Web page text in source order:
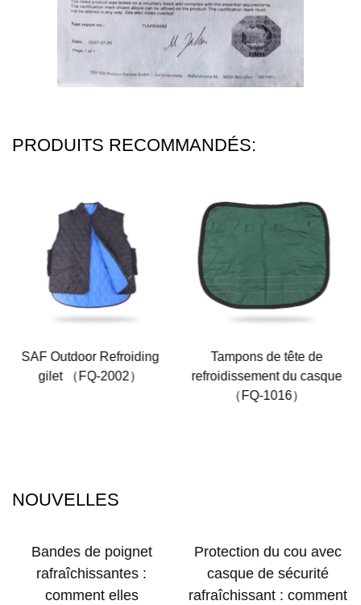
PRODUITS RECOMMANDÉS:
Tampons de tête de
refroidissement du casque
Écharpe de glace en
refroidissement pour
（FQ-1004）
NOUVELLES
Protection du cou avec
casque de sécurité
rafraîchissant : comment
Guide des
pour casques
sécurité :